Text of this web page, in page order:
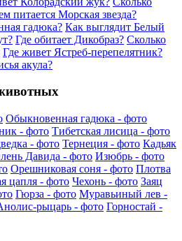
питается Морская звезда?
гадюка? Как выглядит Белый
Где обитает Дикобраз? Сколько
Где живет Ястреб-перепелятник?
акула?
Обыкновенная гадюка - фото
- фото Тибетская лисица - фото
- фото Тернеция - фото Кадьяк
Давида - фото Изюбрь - фото
Орешниковая соня - фото Плотва
цапля - фото Чехонь - фото Заяц
Гюрза - фото Муравьиный лев -
рыцарь - фото Горностай -